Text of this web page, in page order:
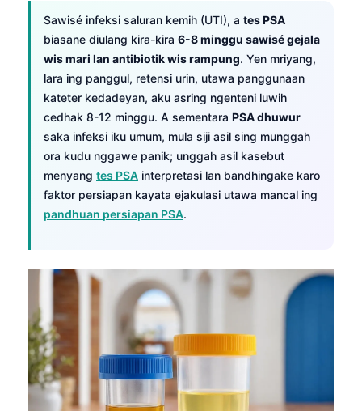
Sawisé infeksi saluran kemih (UTI), a tes PSA
biasane diulang kira-kira 6-8 minggu sawisé gejala
wis mari lan antibiotik wis rampung. Yen mriyang,
lara ing panggul, retensi urin, utawa panggunaan
kateter kedadeyan, aku asring ngenteni luwih
cedhak 8-12 minggu. A sementara PSA dhuwur
saka infeksi iku umum, mula siji asil sing munggah
ora kudu nggawe panik; unggah asil kasebut
menyang tes PSA interpretasi lan bandhingake karo
faktor persiapan kayata ejakulasi utawa mancal ing
pandhuan persiapan PSA.